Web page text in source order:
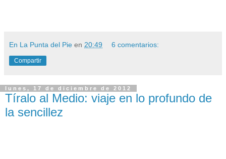
En La Punta del Pie en 20:49 6 comentarios:
Compartir
lunes, 17 de diciembre de 2012
Tíralo al Medio: viaje en lo profundo de
la sencillez